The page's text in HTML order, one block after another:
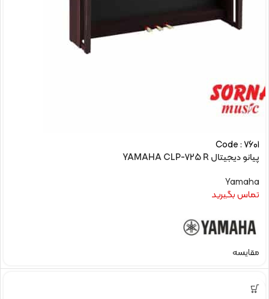
Code : 7601
پیانو دیجیتال YAMAHA CLP-725 R
Yamaha
تماس بگیرید
مقایسه